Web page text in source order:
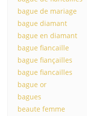
bague de mariage
bague diamant
bague en diamant
bague fiancaille
bague fiançailles
bague fiancailles
bague or
bagues
beaute femme